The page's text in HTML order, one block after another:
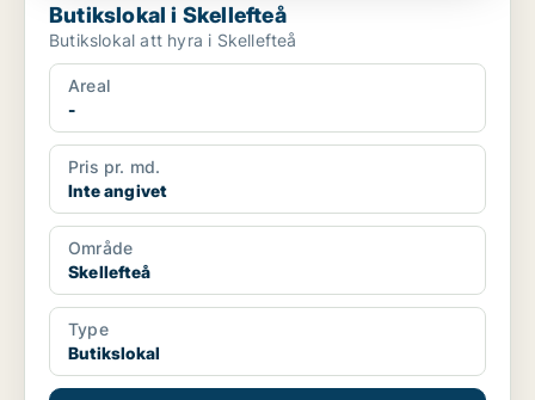
Butikslokal i Skellefteå
Butikslokal att hyra i Skellefteå
Areal
-
Pris pr. md.
Inte angivet
Område
Skellefteå
Type
Butikslokal